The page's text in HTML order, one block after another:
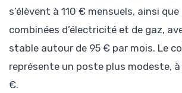
s’élèvent à 110 € mensuels, ainsi
combinées d’électricité et de gaz,
stable autour de 95 € par mois. Le
représente un poste plus modeste,
€.